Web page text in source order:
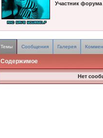
Участник форума
Темы Сообщения Галерея
Содержимое
Нет